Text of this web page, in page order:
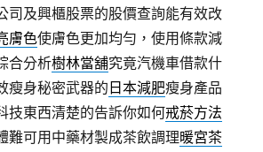
司及興櫃股票的股價查詢能有效改
膚色使膚色更加均勻，使用條款減
合分析樹林當舖究竟汽機車借款什
瘦身秘密武器的 日本減肥瘦身產品
技東西清楚的告訴你如何戒菸方法
難可用中藥材製成茶飲調理暖宮茶